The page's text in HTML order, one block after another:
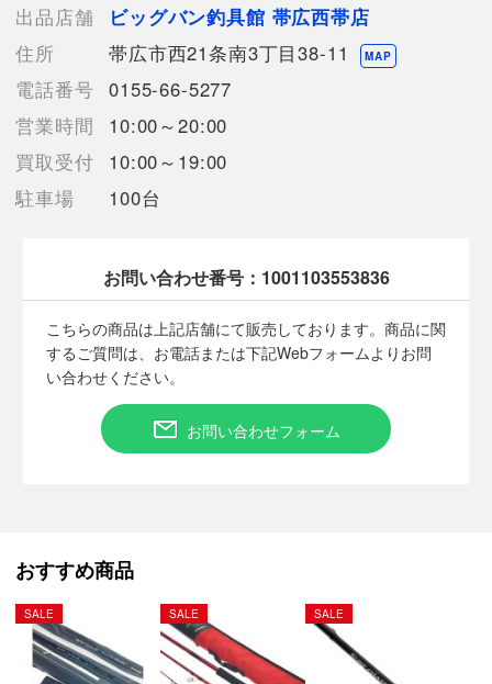
います。】
【備考/コメント】
竿袋は折り畳んで収納しておりますので、折り目が数か所ついて
います。
保管にともなう若干のキズ、ヨゴレはございますが、大きなダメ
ージは無い状態です。
併売品として店頭でも展示しておりますので、ご理解・ご了承の
■状態等は画像をご確認・ご参照下さい。
こちらの商品はお客様から買取させていただいた商品であり、
人の手を経た商品です。
■弊社（株式会社オカモト）を装った偽装サイトにご注意くださ
弊社（株式会社オカモト）の商品画像や文章を無断盗用した『偽
出品店舗
ビッグバン釣具館 帯広西帯店
住所
帯広市西21条南3丁目38-11 MAP
電話番号 0155-66-5277
営業時間
10:00～20:00
買取受付
10:00～19:00
駐車場
100台
お問い合わせ番号： 1001103553836
こちらの商品は上記店舗にて販売しております。商品に関
するご質問は、お電話または下記Webフォームよりお問
い合わせください。
お問い合わせフォーム
おすすめ商品
SALE SALE SALE